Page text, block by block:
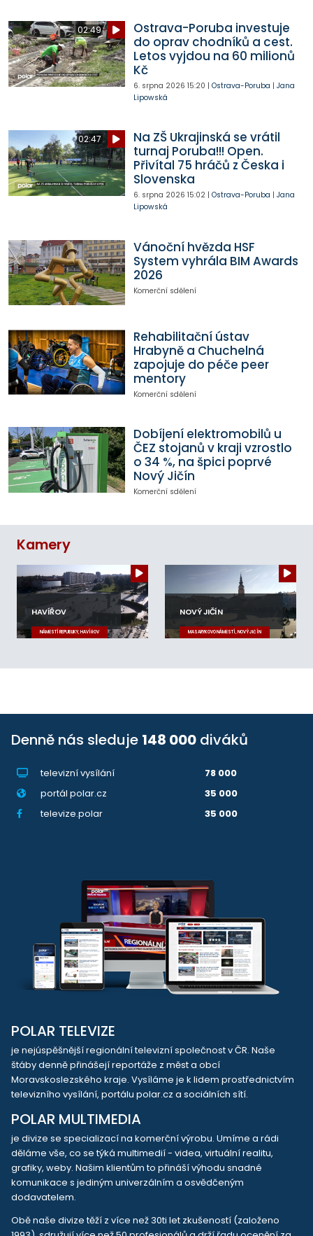
02:49
Ostrava-Poruba investuje
do oprav chodníků a cest.
Letos vyjdou na 60 milionů
Kč
6. srpna 2026 15:20 | Ostrava-Poruba | Jana
Lipowská
02:47
Na ZŠ Ukrajinská se vrátil
turnaj Poruba!!! Open.
Přivítal 75 hráčů z Česka i
Slovenska
6. srpna 2026 15:02| Ostrava-Poruba | Jana
Lipowská
Vánoční hvězda HSF
System vyhrála BIM Awards
2026
Komerční sdělení
Rehabilitační ústav
Hrabyně a Chuchelná
zapojuje do péče peer
mentory
Komerční sdělení
Dobíjení elektromobilů u
ČEZ stojanů v kraji vzrostlo
o 34 %, na špici poprvé
Nový Jičín
Komerční sdělení
Kamery
HAVÍŘOV
NÁMĚSTÍ REPUBLIKY, HAVÍŘOV
NOVÝ JIČÍN
MASARYKOVO NÁMĚSTÍ, NOVÝ JIČÍN
Denně nás sleduje 148 000 diváků
televizní vysílání
78 000
portál polar.cz
35 000
televize.polar
35 000
POLAR TELEVIZE
je nejúspěšnější regionální televizní společnost v ČR. Naše
štáby denně přinášejí reportáže z měst a obcí
Moravskoslezského kraje. Vysíláme je k lidem prostřednictvím
televizního vysílání, portálu polar.cz a sociálních sítí.
POLAR MULTIMEDIA
je divize se specializací na komerční výrobu. Umíme a rádi
děláme vše, co se týká multimedií - videa, virtuální realitu,
grafiky, weby. Našim klientům to přináší výhodu snadné
komunikace s jediným univerzálním a osvědčeným
dodavatelem.
Obě naše divize těží z více než 30ti let zkušeností (založeno